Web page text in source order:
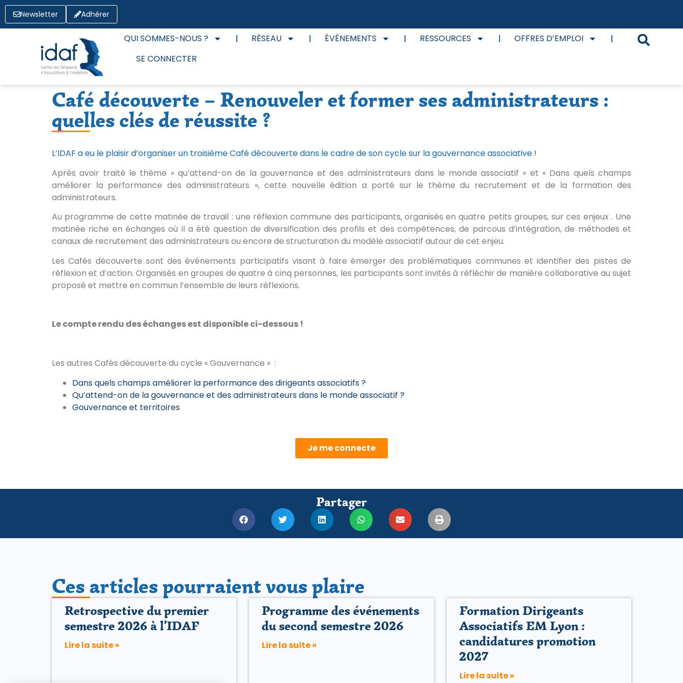
Newsletter Adhérer
QUI SOMMES-NOUS ? RÉSEAU ÉVÉNEMENTS RESSOURCES
OFFRES D’EMPLOI
SE CONNECTER
Café découverte – Renouveler et former ses administrateurs :
quelles clés de réussite ?
L’IDAF a eu le plaisir d’organiser un troisième Café découverte dans le cadre de son cycle sur la gouvernance associative !
Après avoir traité le thème « qu’attend-on de la gouvernance et des administrateurs dans le monde associatif » et « Dans quels champs
améliorer la performance des administrateurs », cette nouvelle édition a porté sur le thème du recrutement et de la formation des
administrateurs.
Au programme de cette matinée de travail : une réflexion commune des participants, organisés en quatre petits groupes, sur ces enjeux . Une
matinée riche en échanges où il a été question de diversification des profils et des compétences, de parcous d’intégration, de méthodes et
canaux de recrutement des administrateurs ou encore de structuration du modèle associatif autour de cet enjeu.
Les Cafés découverte sont des événements participatifs visant à faire émerger des problématiques communes et identifier des pistes de
réflexion et d’action. Organisés en groupes de quatre à cinq personnes, les participants sont invités à réfléchir de manière collaborative au sujet
proposé et mettre en commun l’ensemble de leurs réflexions.
Le compte rendu des échanges est disponible ci-dessous !
Les autres Cafés découverte du cycle « Gouvernance » :
Dans quels champs améliorer la performance des dirigeants associatifs ?
Qu’attend-on de la gouvernance et des administrateurs dans le monde associatif ?
Gouvernance et territoires
Je me connecte
Partager
Ces articles pourraient vous plaire
Retrospective du premier
semestre 2026 à l’IDAF
Lire la suite »
Programme des événements
du second semestre 2026
Lire la suite »
Formation Dirigeants
Associatifs EM Lyon :
candidatures promotion
2027
Lire la suite »